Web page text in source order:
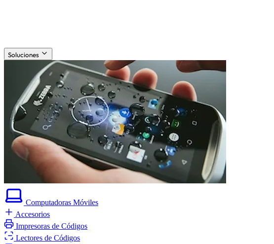
Soluciones
Computadoras Móviles
Accesorios
Impresoras de Códigos
Lectores de Códigos